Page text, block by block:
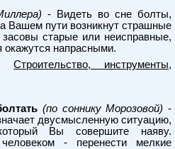
- Видеть во сне болты,
Вашем пути возникнут страшные
старые или неисправные,
окажутся напрасными.
Строительство, инструменты,
(по соннику Морозовой) -
двусмысленную ситуацию,
Вы совершите наяву.
- перенести мелкие